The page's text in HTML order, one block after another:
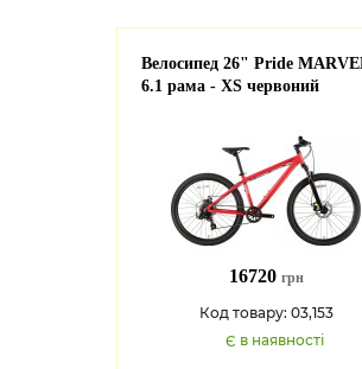
Велосипед 26" Pride
6.1 рама - XS червоний
16720 грн
Код товару: 03,153
Є в наявності